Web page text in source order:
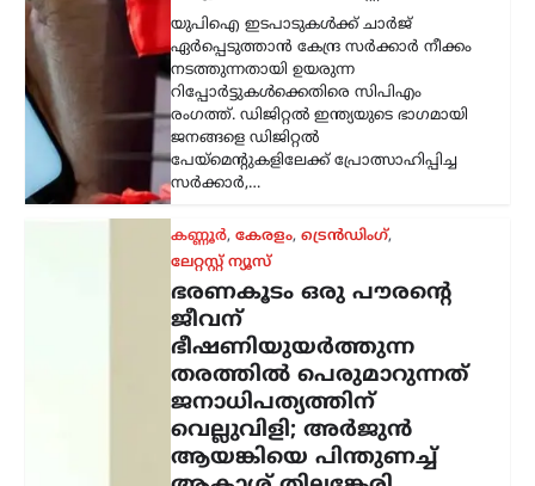
ന്യൂസ് ഡെസ്ക്
ഓഗസ്റ്റ്‌ 8, 2026
ഒളിവിലിരിക്കെ പൊലീസിനെതിരെ
പരസ്യമായി പ്രതികരിച്ച അര്‍ജുന്‍
ആയങ്കിയെ പിന്തുണച്ച് ഷുഹൈബ്
വധക്കേസ് പ്രതിയായ ആകാശ്
തില്ലങ്കേരി രംഗത്ത്. അര്‍ജുന്‍ ആയങ്കി
പൊലീസിനെ വെല്ലുവിളിക്കുകയും
അവഹേളിക്കുകയും ചെയ്ത
കേരളം ,ട്രെൻഡിംഗ്
ലേറ്റസ്റ്റ് ന്യൂസ്
സ്വാതന്ത്ര്യദിനാഘോഷങ്ങളിൽ
വന്ദേമാതരം പൂർണമായി
ആലപിക്കണം;
നിർദേശവുമായി
സംസ്ഥാന സർക്കാർ
ന്യൂസ് ഡെസ്ക്
ഓഗസ്റ്റ്‌ 8, 2026